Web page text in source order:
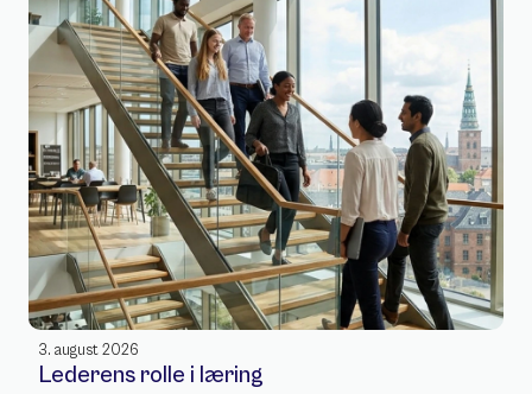
3. august 2026
Lederens rolle i læring